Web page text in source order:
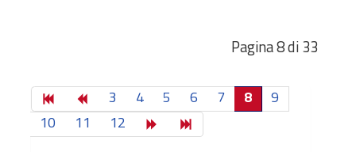
Pagina 8 di 33
3 4 5 6 7 8
9
10
11 12